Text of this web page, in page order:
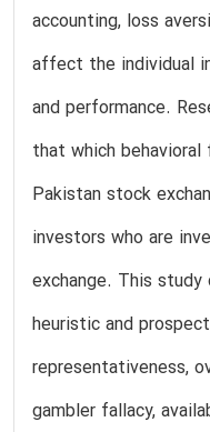
accounting, loss
affect the individual
and performance.
that which
Pakistan stock
investors who are
exchange. This
heuristic and
representativeness,
gambler fallacy,